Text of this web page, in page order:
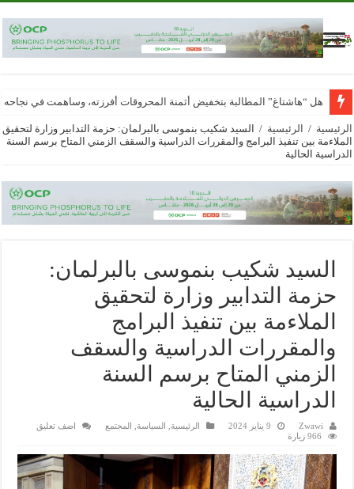
هل “هاشتاغ” المطالبة بتخفيض أثمنة المحروقات أفرزته، وساهمت في
الرئيسية / الرئيسية /
السيد شكيب بنموسى بالبرلمان: حزمة التدابير وزارة لتحقيق
الملاءمة بين تنفيذ البرامج والمقررات الدراسية والسقف الزمني المتاح برسم السنة
الدراسية الحالية
السيد شكيب بنموسى بالبرلمان:
حزمة التدابير وزارة لتحقيق
الملاءمة بين تنفيذ البرامج
والمقررات الدراسية والسقف
الزمني المتاح برسم السنة
الدراسية الحالية
Zwawi 9 يناير 2024 الرئيسية السياسة المجتمع
اضف تعليق
966 زيارة